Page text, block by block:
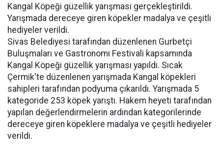
Kangal Köpeği güzellik yarışması gerçekleştirildi.
Yarışmada dereceye giren köpekler madalya ve çeşitli
hediyeler verildi.
Sivas Belediyesi tarafından düzenlenen Gurbetçi
Buluşmaları ve Gastronomi Festivali kapsamında
Kangal Köpeği güzellik yarışması yapıldı. Sıcak
Çermik'te düzenlenen yarışmada Kangal köpekleri
sahipleri tarafından podyuma çıkarıldı. Yarışmada 5
kategoride 253 köpek yarıştı. Hakem heyeti tarafından
yapılan değerlendirmelerin ardından kategorilerinde
dereceye giren köpeklere madalya ve çeşitli hediyeler
verildi.